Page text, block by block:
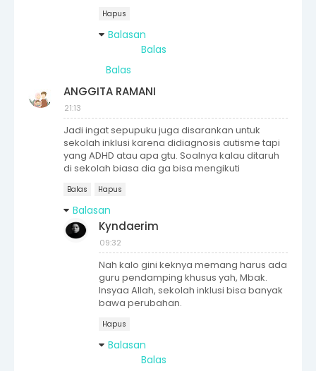
Hapus
Balasan
Balas
Balas
ANGGITA RAMANI
21:13
Jadi ingat sepupuku juga disarankan untuk
sekolah inklusi karena didiagnosis autisme tapi
yang ADHD atau apa gtu. Soalnya kalau ditaruh
di sekolah biasa dia ga bisa mengikuti
Balas Hapus
Balasan
Kyndaerim
09:32
Nah kalo gini keknya memang harus ada
guru pendamping khusus yah, Mbak.
Insyaa Allah, sekolah inklusi bisa banyak
bawa perubahan.
Hapus
Balasan
Balas